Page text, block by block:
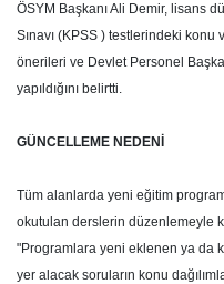
ÖSYM Başkanı Ali Demir, lisans
Sınavı (KPSS ) testlerindeki konu
önerileri ve Devlet Personel
yapıldığını belirtti.
GÜNCELLEME NEDENİ
Tüm alanlarda yeni eğitim
okutulan derslerin düzenlemeyle
"Programlara yeni eklenen ya da
yer alacak soruların konu